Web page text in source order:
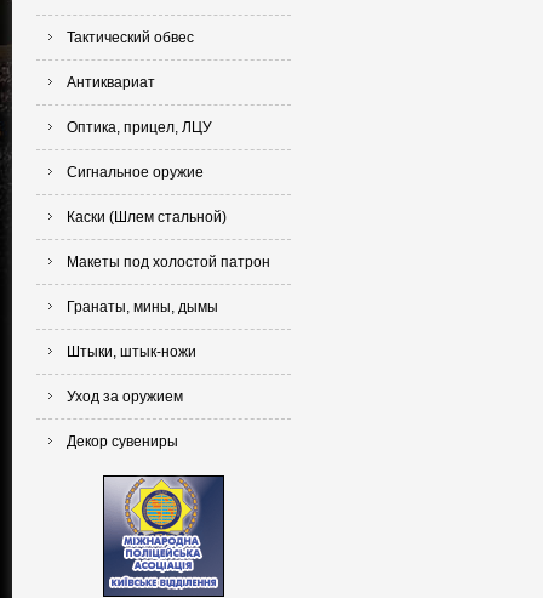
Тактический обвес
Антиквариат
Оптика, прицел, ЛЦУ
Сигнальное оружие
Каски (Шлем стальной)
Макеты под холостой патрон
Гранаты, мины, дымы
Штыки, штык-ножи
Уход за оружием
Декор сувениры